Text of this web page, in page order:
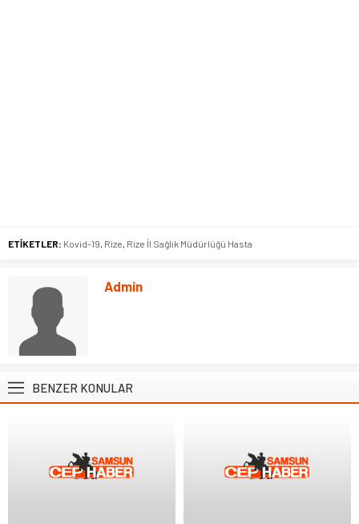
ETİKETLER: Kovid-19 Rize Rize İl Sağlık Müdürlüğü Hasta
Admin
BENZER KONULAR